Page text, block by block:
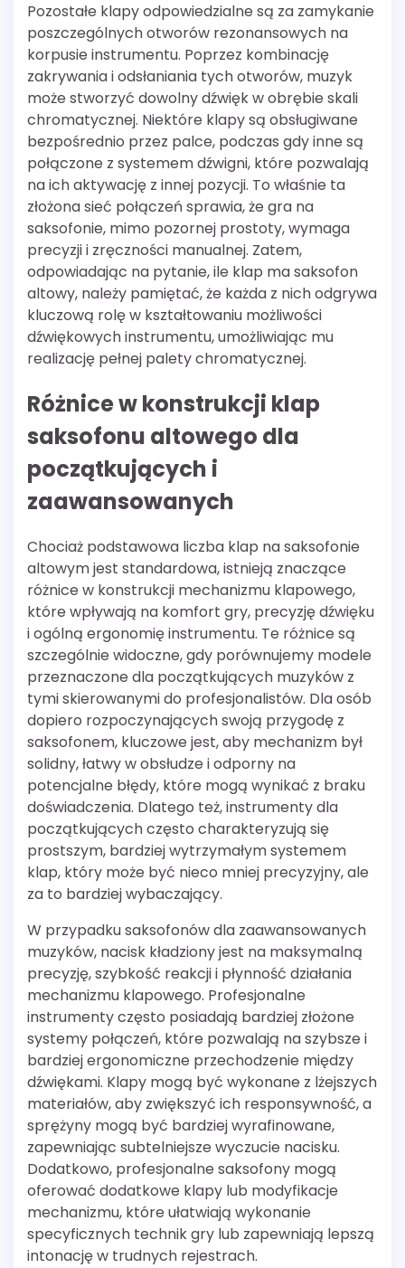
Pozostałe klapy odpowiedzialne są za zamykanie
poszczególnych otworów rezonansowych na
korpusie instrumentu. Poprzez kombinację
zakrywania i odsłaniania tych otworów, muzyk
może stworzyć dowolny dźwięk w obrębie skali
chromatycznej. Niektóre klapy są obsługiwane
bezpośrednio przez palce, podczas gdy inne są
połączone z systemem dźwigni, które pozwalają
na ich aktywację z innej pozycji. To właśnie ta
złożona sieć połączeń sprawia, że gra na
saksofonie, mimo pozornej prostoty, wymaga
precyzji i zręczności manualnej. Zatem,
odpowiadając na pytanie, ile klap ma saksofon
altowy, należy pamiętać, że każda z nich odgrywa
kluczową rolę w kształtowaniu możliwości
dźwiękowych instrumentu, umożliwiając mu
realizację pełnej palety chromatycznej.
Różnice w konstrukcji klap
saksofonu altowego dla
początkujących i
zaawansowanych
Chociaż podstawowa liczba klap na saksofonie
altowym jest standardowa, istnieją znaczące
różnice w konstrukcji mechanizmu klapowego,
które wpływają na komfort gry, precyzję dźwięku
i ogólną ergonomię instrumentu. Te różnice są
szczególnie widoczne, gdy porównujemy modele
przeznaczone dla początkujących muzyków z
tymi skierowanymi do profesjonalistów. Dla osób
dopiero rozpoczynających swoją przygodę z
saksofonem, kluczowe jest, aby mechanizm był
solidny, łatwy w obsłudze i odporny na
potencjalne błędy, które mogą wynikać z braku
doświadczenia. Dlatego też, instrumenty dla
początkujących często charakteryzują się
prostszym, bardziej wytrzymałym systemem
klap, który może być nieco mniej precyzyjny, ale
za to bardziej wybaczający.
W przypadku saksofonów dla zaawansowanych
muzyków, nacisk kładziony jest na maksymalną
precyzję, szybkość reakcji i płynność działania
mechanizmu klapowego. Profesjonalne
instrumenty często posiadają bardziej złożone
systemy połączeń, które pozwalają na szybsze i
bardziej ergonomiczne przechodzenie między
dźwiękami. Klapy mogą być wykonane z lżejszych
materiałów, aby zwiększyć ich responsywność, a
sprężyny mogą być bardziej wyrafinowane,
zapewniając subtelniejsze wyczucie nacisku.
Dodatkowo, profesjonalne saksofony mogą
oferować dodatkowe klapy lub modyfikacje
mechanizmu, które ułatwiają wykonanie
specyficznych technik gry lub zapewniają lepszą
intonację w trudnych rejestrach.